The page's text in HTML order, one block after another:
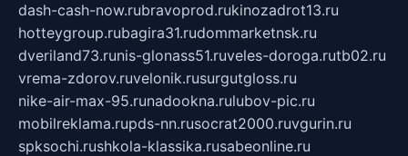
dash-cash-now.rubravoprod.rukinozadrot13.ru
hotteygroup.rubagira31.rudommarketnsk.ru
dveriland73.runis-glonass51.ruveles-doroga.rutb02.ru
vrema-zdorov.ruvelonik.rusurgutgloss.ru
nike-air-max-95.runadookna.rulubov-pic.ru
mobilreklama.rupds-nn.rusocrat2000.ruvgurin.ru
spksochi.rushkola-klassika.rusabeonline.ru